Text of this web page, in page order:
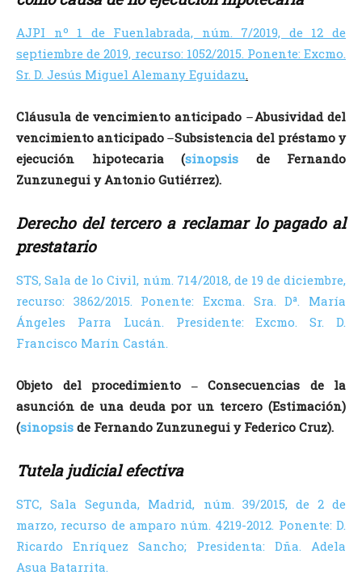
AJPI nº 1 de Fuenlabrada, núm. 7/2019, de 12 de
septiembre de 2019, recurso: 1052/2015. Ponente: Excmo.
Sr. D. Jesús Miguel Alemany Eguidazu.
Cláusula de vencimiento anticipado ̶ Abusividad del
vencimiento anticipado ̶ Subsistencia del préstamo y
ejecución hipotecaria (sinopsis de Fernando
Zunzunegui y Antonio Gutiérrez).
Derecho del tercero a reclamar lo pagado al
prestatario
STS, Sala de lo Civil, núm. 714/2018, de 19 de diciembre,
recurso: 3862/2015. Ponente: Excma. Sra. Dª. María
Ángeles Parra Lucán. Presidente: Excmo. Sr. D.
Francisco Marín Castán.
Objeto del procedimiento‒ Consecuencias de la
asunción de una deuda por un tercero (Estimación)
(sinopsis de Fernando Zunzunegui y Federico Cruz).
Tutela judicial efectiva
STC, Sala Segunda, Madrid, núm. 39/2015, de 2 de
marzo, recurso de amparo núm. 4219-2012. Ponente: D.
Ricardo Enríquez Sancho; Presidenta: Dña. Adela
Asua Batarrita.